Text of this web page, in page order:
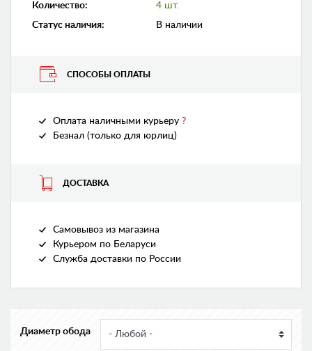
Количество:
4 шт.
Статус наличия: В наличии
СПОСОБЫ ОПЛАТЫ
Оплата наличными курьеру ?
Безнал (только для юрлиц)
ДОСТАВКА
Самовывоз из магазина
Курьером по Беларуси
Служба доставки по России
Диаметр обода